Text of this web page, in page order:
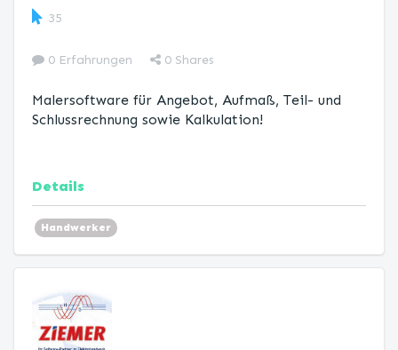
35
0 Erfahrungen 0 Shares
Malersoftware für Angebot, Aufmaß, Teil- und
Schlussrechnung sowie Kalkulation!
Details
Handwerker